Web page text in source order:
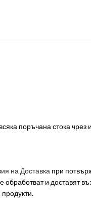
поръчана стока чрез
на Доставка при
обработват и